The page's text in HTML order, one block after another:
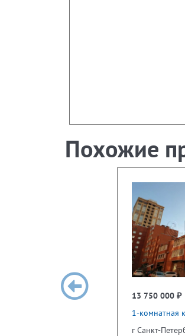
Похожие
13 750 000 ₽
1-комнатная
г Санкт-